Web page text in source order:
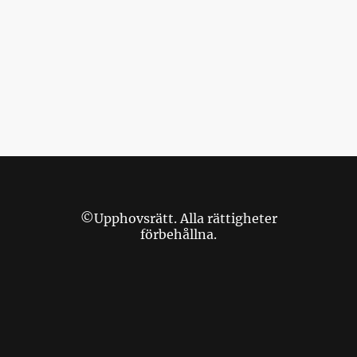
©Upphovsrätt. Alla rättigheter
förbehållna.